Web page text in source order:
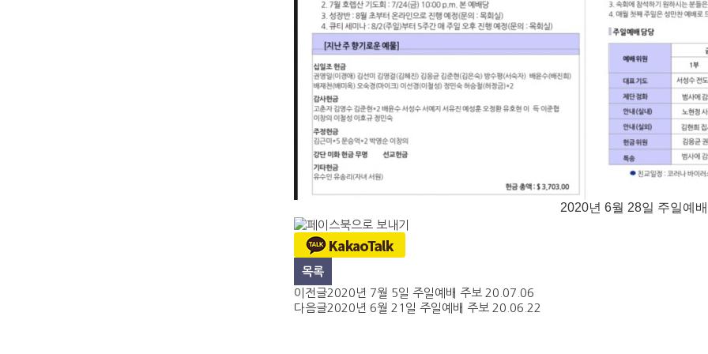
2020년 6월 28일 주일예
목록
이전글2020년 7월 5일 주일예배 주보 20.07.06
다음글2020년 6월 21일 주일예배 주보 20.06.22